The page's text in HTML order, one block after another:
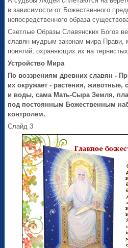
в зависимости от Божественного
непосредственного образа
Светлые Образы Славянских Богов
славян мудрым законам мира Прави,
понятий, охраняющих их на
Устройство Мира
По воззрениям древних славян -
их окружает - растения, животные,
и воды, сама Мать-Сыра Земля,
под постоянным Божественным
контролем.
Слайд 3